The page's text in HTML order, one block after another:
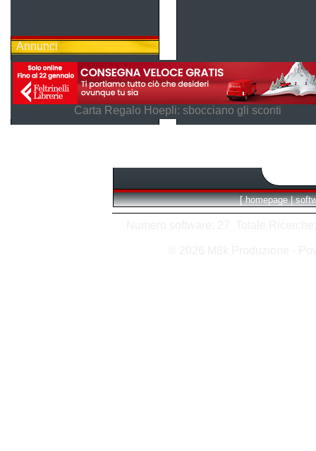
Annunci
Carta Regalo Hoepli: sbocciano gli sconti
[ homepage |